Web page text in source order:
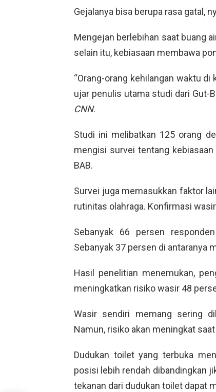
Gejalanya bisa berupa rasa gatal,
Mengejan berlebihan saat buang
selain itu, kebiasaan membawa
“Orang-orang kehilangan waktu
ujar penulis utama studi dari Gut-
CNN.
Studi ini melibatkan 125 orang
mengisi survei tentang
BAB.
Survei juga memasukkan faktor
rutinitas olahraga. Konfirmasi
Sebanyak 66 persen
Sebanyak 37 persen di antaranya
Hasil penelitian menemukan,
meningkatkan risiko wasir 48
Wasir sendiri memang sering
Namun, risiko akan meningkat
Dudukan toilet yang terbuka
posisi lebih rendah dibandingkan
tekanan dari dudukan toilet dapat